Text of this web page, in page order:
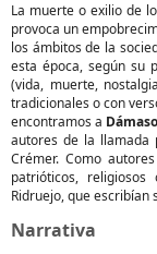
La muerte o exilio de
provoca un
los ámbitos de la
esta época, según su
(vida, muerte,
tradicionales o con
encontramos a
autores de la llamada
Crémer. Como
patrióticos,
Ridruejo, que escribían
Narrativa